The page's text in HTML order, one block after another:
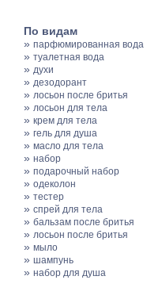
По видам
» парфюмированная вода
» туалетная вода
» духи
» дезодорант
» лосьон после бритья
» лосьон для тела
» крем для тела
» гель для душа
» масло для тела
» набор
» подарочный набор
» одеколон
» тестер
» спрей для тела
» бальзам после бритья
» лосьон после бритья
» мыло
» шампунь
» набор для душа